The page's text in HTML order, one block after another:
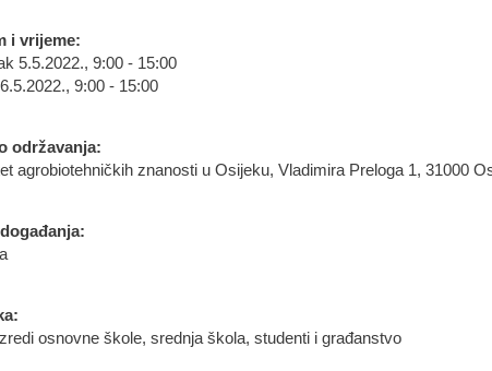
i vrijeme:
5.5.2022., 9:00 - 15:00
9:00 - 15:00
održavanja:
agrobiotehničkih znanosti u Osijeku, Vladimira Preloga 1, 31000
osnovne škole, srednja škola, studenti i građanstvo